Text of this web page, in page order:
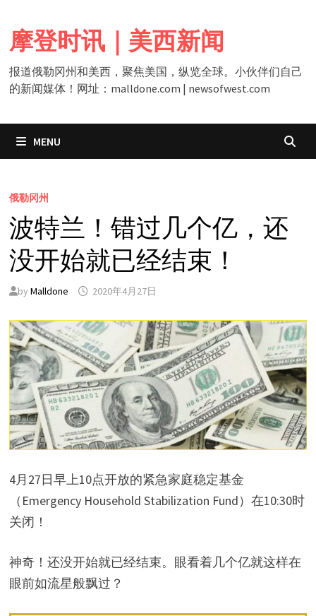
content
摩登时讯｜美西新闻
报道俄勒冈州和美西，聚焦美国，纵览全球。小伙伴们自己
的新闻媒体！网址：malldone.com | newsofwest.com
MENU
俄勒冈州
波特兰！错过几个亿，还
没开始就已经结束！
by Malldone 2020年4月27日
4月27日早上10点开放的紧急家庭稳定基金
（Emergency Household Stabilization Fund）在10:30时
关闭！
神奇！还没开始就已经结束。眼看着几个亿就这样在
眼前如流星般飘过？